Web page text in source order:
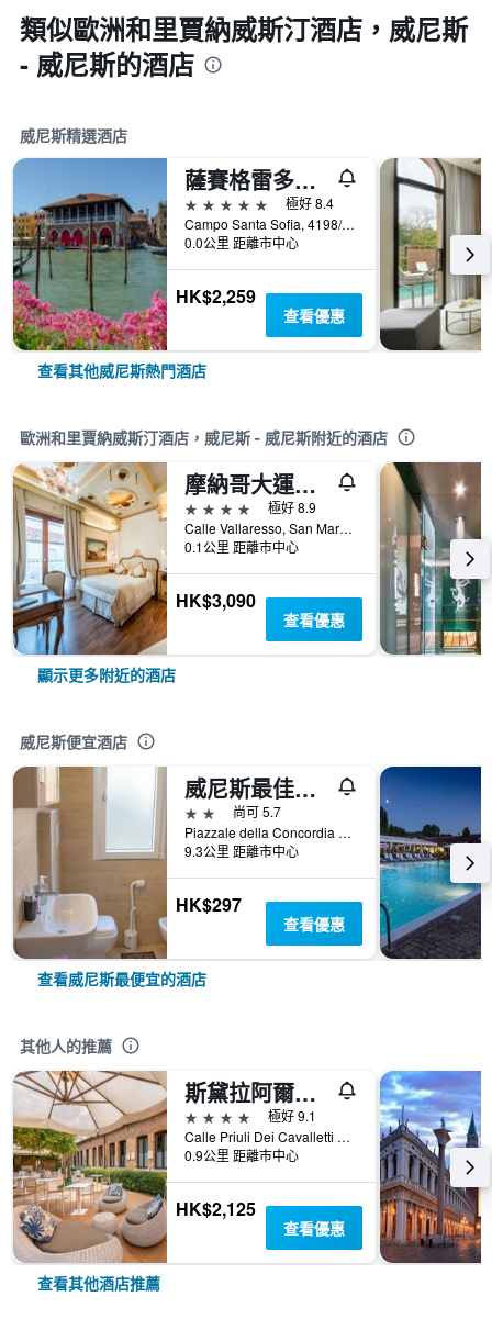
類似歐洲和里賈納威斯汀酒店，威尼斯
- 威尼斯的酒店
威尼斯精選酒店
薩賽格雷多酒店
5星級
極好 8.4
Campo Santa Sofia, 4198/99 Ca' D'Oro, 威尼斯, 威尼托, 義大利
0.0公里 距離市中心
HK$2,259
查看優惠
查看其他威尼斯熱門酒店
歐洲和里賈納威斯汀酒店，威尼斯 - 威尼斯附近的酒店
摩納哥大運河酒店
4星級
極好 8.9
Calle Vallaresso, San Marco 1332, 威尼斯, 威尼托, 義大利
0.1公里 距離市中心
HK$3,090
查看優惠
顯示更多附近的酒店
威尼斯便宜酒店
威尼斯最佳假期飯店
2星級
尚可 5.7
Piazzale della Concordia 19, 威尼斯, 威尼托, 義大利
9.3公里 距離市中心
HK$297
查看優惠
查看威尼斯最便宜的酒店
其他人的推薦
斯黛拉阿爾皮納酒店
4星級
極好 9.1
Calle Priuli Dei Cavalletti 99/D, 威尼斯, 威尼托, 義大利
0.9公里 距離市中心
HK$2,125
查看優惠
查看其他酒店推薦